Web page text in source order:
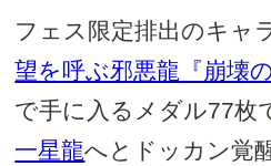
フェス限定排出のキャ
望を呼ぶ邪悪龍『崩壊
で手に入るメダル77枚
一星龍へとドッカン覚